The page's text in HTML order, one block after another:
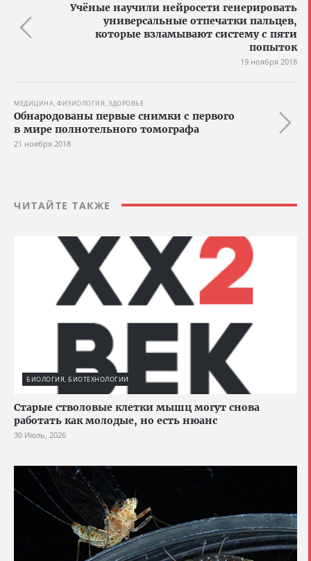
Учёные научили нейросети генерировать
универсальные отпечатки пальцев,
которые взламывают систему с пяти
попыток
19 ноября 2018
МЕДИЦИНА, ФИЗИОЛОГИЯ, ЗДОРОВЬЕ
Обнародованы первые снимки с первого
в мире полнотельного томографа
21 ноября 2018
ЧИТАЙТЕ ТАКЖЕ
БИОЛОГИЯ, БИОТЕХНОЛОГИИ
Старые стволовые клетки мышц могут снова
работать как молодые, но есть нюанс
30 Июль, 2026